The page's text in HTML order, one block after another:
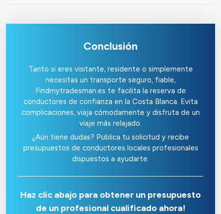
Conclusión
Tanto si eres visitante, residente o simplemente
necesitas un transporte seguro, fiable,
Findmytradesman.es te facilita la reserva de
conductores de confianza en la Costa Blanca. Evita
complicaciones, viaja cómodamente y disfruta de un
viaje más relajado.
¿Aún tiene dudas? Publica tu solicitud y recibe
presupuestos de conductores locales profesionales
dispuestos a ayudarte.
Haz clic abajo para obtener un presupuesto
de un profesional cualificado ahora!